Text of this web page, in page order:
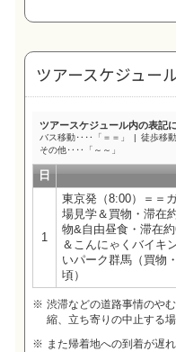
ツアースケジュー
ツアースケジュール内の表記
バス移動‥‥「＝＝」 徒歩移
その他‥‥「～～」
日
1
東京発（8:00）＝＝
場見学＆買物・滞在
物&自由昼食・滞在
＆こんにゃくバイキ
いパーク群馬（買物
頃）
渋滞などの道路事情のや
縮、立ち寄りの中止する場
また帰着地への到着が遅